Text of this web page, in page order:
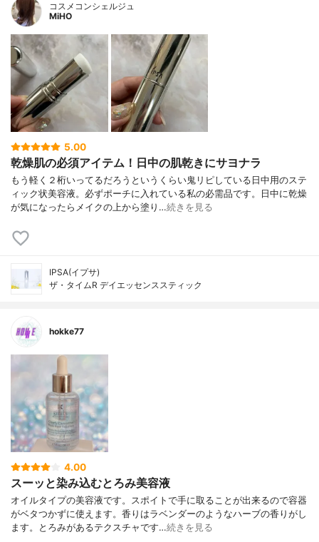
コスメコンシェルジュ
MiHO
5.00
乾燥肌の必須アイテム！日中の肌乾きにサヨナラ
もう軽く２桁いってるだろうというくらい鬼リピしている日中用のステ
ィック状美容液。必ずポーチに入れている私の必需品です。日中に乾燥
が気になったらメイクの上から塗り…続きを見る
IPSA(イプサ)
ザ・タイムR デイエッセンススティック
hokke77
4.00
スーッと染み込むとろみ美容液
オイルタイプの美容液です。スポイトで手に取ることが出来るので容器
がベタつかずに使えます。香りはラベンダーのようなハーブの香りがし
ます。とろみがあるテクスチャです…続きを見る